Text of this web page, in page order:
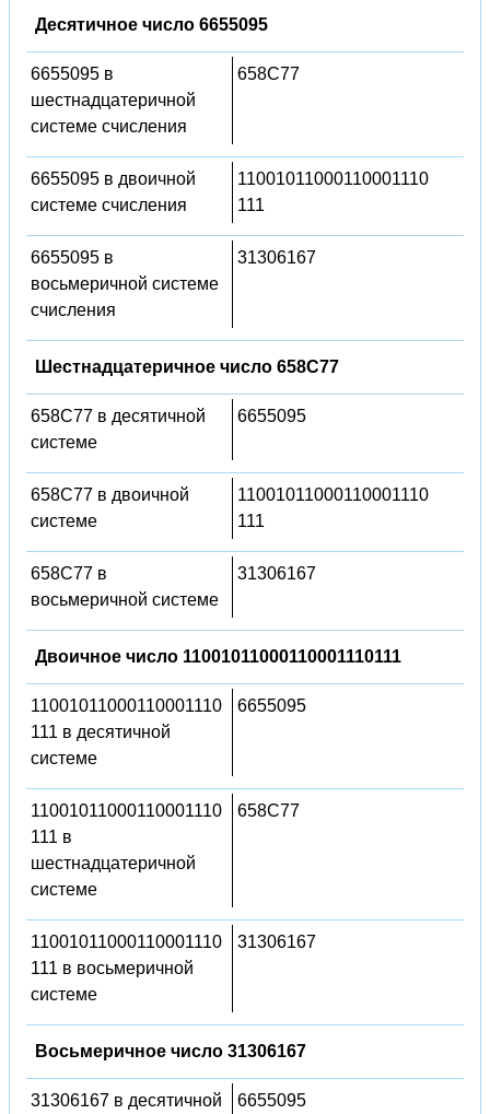
Десятичное число 6655095
6655095 в
шестнадцатеричной
системе счисления
658C77
6655095 в двоичной
системе счисления
11001011000110001110
111
6655095 в
восьмеричной системе
счисления
31306167
Шестнадцатеричное число 658C77
658C77 в десятичной
системе
6655095
658C77 в двоичной
системе
11001011000110001110
111
658C77 в
восьмеричной системе
31306167
Двоичное число 11001011000110001110111
11001011000110001110
111 в десятичной
системе
6655095
11001011000110001110
111 в
шестнадцатеричной
системе
658C77
11001011000110001110
111 в восьмеричной
системе
31306167
Восьмеричное число 31306167
31306167 в десятичной 6655095